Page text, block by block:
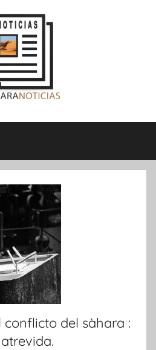
conflicto del sàhara :